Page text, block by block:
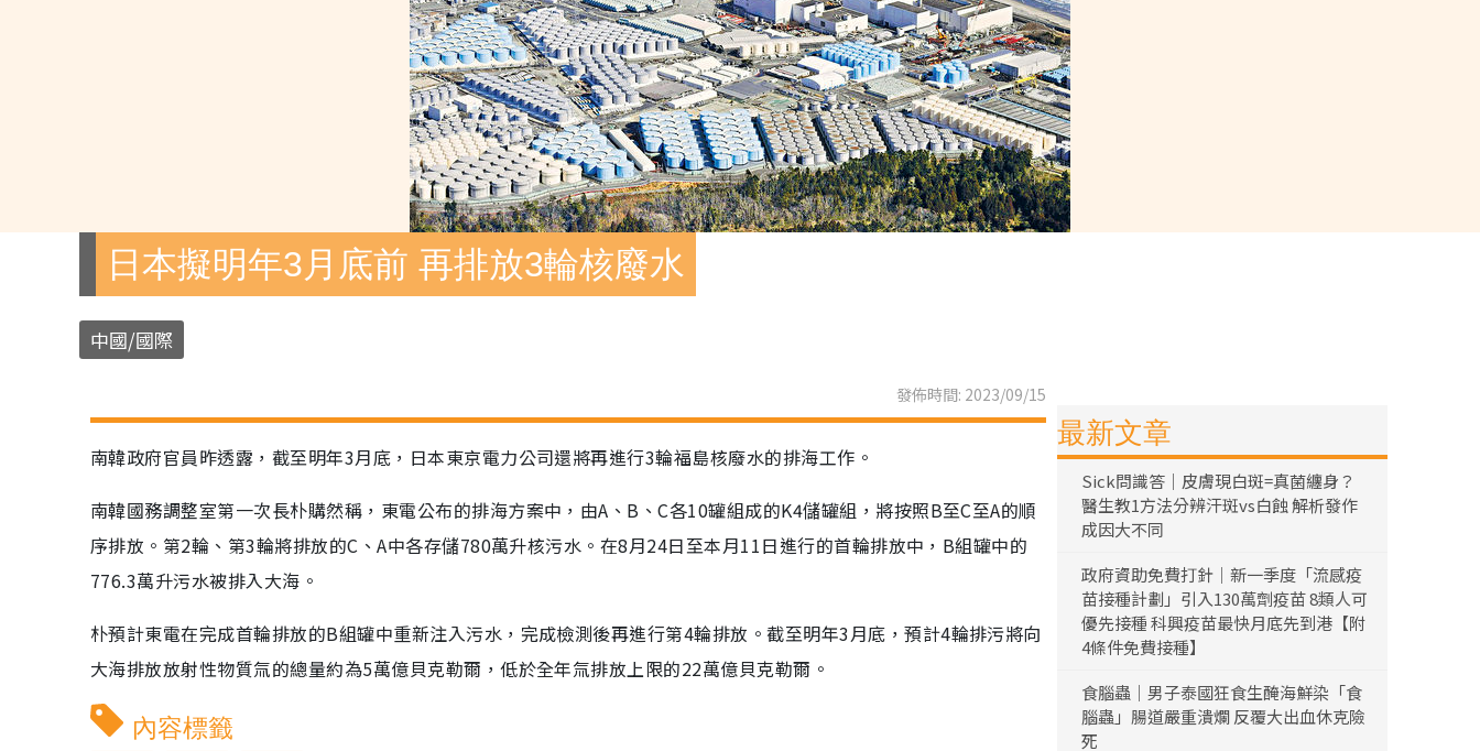
日本擬明年3月底前 再排放3輪核廢水
中國/國際
發佈時間: 2023/09/15
南韓政府官員昨透露，截至明年3月底，日本東京電力公司還將再進行3輪福島核廢水的排海工作。
南韓國務調整室第一次長朴購然稱，東電公布的排海方案中，由A、B、C各10罐組成的K4儲罐組，將按照B至C至A的順
序排放。第2輪、第3輪將排放的C、A中各存儲780萬升核污水。在8月24日至本月11日進行的首輪排放中，B組罐中的
776.3萬升污水被排入大海。
朴預計東電在完成首輪排放的B組罐中重新注入污水，完成檢測後再進行第4輪排放。截至明年3月底，預計4輪排污將向
大海排放放射性物質氚的總量約為5萬億貝克勒爾，低於全年氚排放上限的22萬億貝克勒爾。
內容標籤
最新文章
Sick問識答｜皮膚現白斑=真菌纏身？
醫生教1方法分辨汗斑vs白蝕 解析發作
成因大不同
政府資助免費打針｜新一季度「流感疫
苗接種計劃」引入130萬劑疫苗 8類人可
優先接種 科興疫苗最快月底先到港【附
4條件免費接種】
食腦蟲｜男子泰國狂食生醃海鮮染「食
腦蟲」腸道嚴重潰爛 反覆大出血休克險
死